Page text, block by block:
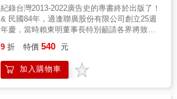
現解決的流程&hellip;&hellip; & 【本書特色】 ‧
提供說故事的9大原則與3種應用訣竅。 ‧詳細說
明建構故事前的準備事項和程序。 ‧各章都搭配
圖解、案例及練習題，10分鐘就能學會。 & ＊
原書名為《一小時學會TED故事文案力》 & &
(一小時學會TED的回話藝術) & 這年頭，你不
可以埋頭工作，也不需要口若懸河， 而是在被
行銷、公關專業人員 R自營業者、創業家、商
店店主、社群網路品牌經營者& 必備!! & 專文
推薦 鄭緯筌 「Vista寫作陪伴計畫」主理人 好
評推薦 Elton 文字力學院創辦人｜愛瑞克 《內
在原力》作者、TMBA共同創辦人──按姓氏筆
劃序 &
書廣告、網路廣告、公車廣告、捷運廣告、報
紙雜誌廣告、廣播廣告，到各大超市、賣場，
也會看到各式各樣的宣傳廣告招牌及折扣訊息
吊牌。廣告宣傳與我們的生活緊密相連，對一
個公司的企業形象或產品的品牌知名度塑造，
業的各種知識，包含五大傳統媒體、數位媒
體、廣告創意與製作、市調、廣告公司經營、
媒體企劃與媒體購買提案等，搭配豐富實務案
紀錄台灣2013-2022廣告史的專書終於出版了！
& 民國84年，適逢聯廣股份有限公司創立25週
年慶，當時賴東明董事長特別籲請各界將致贈
廣告學系，以作為發展廣告教育之基金。 & 獲
得這份來自廣告業界的盛情與美意，中國文化
大學廣告學系幾經研究之後，深知見證廣告發
9 折 特價 540 元
加入購物車